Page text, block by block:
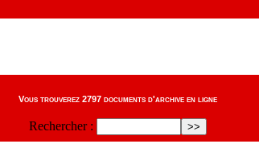
Vous trouverez 2797 documents d'archive en ligne
Rechercher :